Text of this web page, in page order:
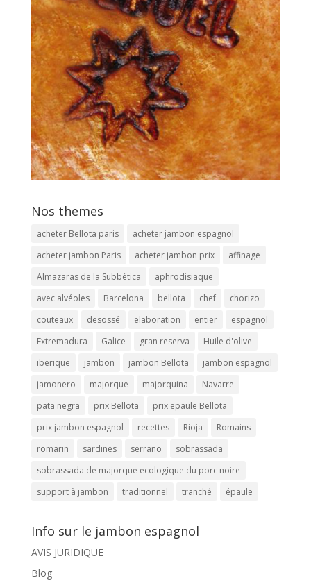
Nos themes
acheter Bellota paris
acheter jambon espagnol
acheter jambon Paris
acheter jambon prix
affinage
Almazaras de la Subbética
aphrodisiaque
avec alvéoles
Barcelona bellota chef
chorizo
couteaux
desossé elaboration entier
espagnol
Extremadura
Galice gran reserva
Huile d'olive
iberique
jambon jambon Bellota
jambon espagnol
jamonero
majorque majorquina
Navarre
pata negra
prix Bellota
prix epaule Bellota
prix jambon espagnol
recettes Rioja
Romains
romarin
sardines serrano
sobrassada
sobrassada de majorque ecologique du porc noire
support à jambon
traditionnel tranché épaule
Info sur le jambon espagnol
AVIS JURIDIQUE
Blog